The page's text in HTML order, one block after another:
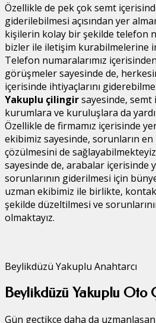
Özellikle de pek çok semt
giderilebilmesi açısından yer
kişilerin kolay bir şekilde telefon
bizler ile iletişim kurabilmelerine
Telefon numaralarımız
görüşmeler sayesinde de,
içerisinde ihtiyaçlarını
Yakuplu çilingirsayesinde,
kurumlara ve kuruluşlara da
Özellikle de firmamız içerisinde
ekibimiz sayesinde, sorunların
çözülmesini de
sayesinde de, arabalar içerisinde
sorunlarının giderilmesi için
uzman ekibimiz ile birlikte,
şekilde düzeltilmesi ve
olmaktayız.
Beylikdüzü Yakuplu Anahtarcı
Beylikdüzü Yakuplu
Gün geçtikçe daha da